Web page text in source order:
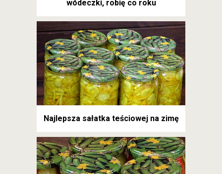
wódeczki, robię co roku
Najlepsza sałatka teściowej na zimę